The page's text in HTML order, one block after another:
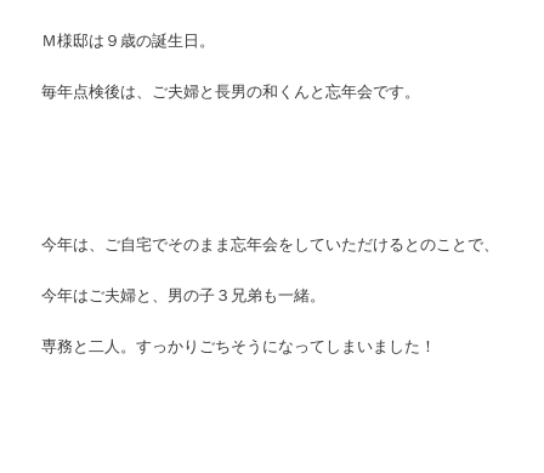
Ｍ様邸は９歳の誕生日。
毎年点検後は、ご夫婦と長男の和くんと忘年会です。
今年は、ご自宅でそのまま忘年会をしていただけるとのことで、
今年はご夫婦と、男の子３兄弟も一緒。
専務と二人。すっかりごちそうになってしまいました！